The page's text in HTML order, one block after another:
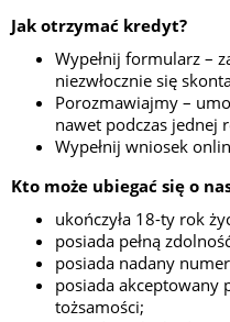
Jak otrzymać kredyt?
Wypełnij formularz –
niezwłocznie się
Porozmawiajmy –
nawet podczas jednej
Wypełnij wniosek
Kto może ubiegać się o
ukończyła 18-ty rok
posiada pełną
posiada nadany numer
posiada akceptowany
tożsamości;